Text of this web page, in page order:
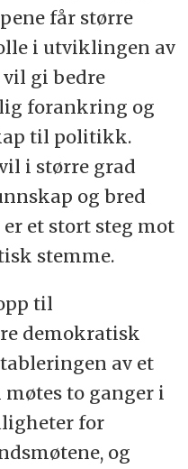
får større
i utviklingen av
gi bedre
forankring og
til politikk.
i større grad
og bred
et stort steg mot
stemme.
til
demokratisk
av et
to ganger i
for
og